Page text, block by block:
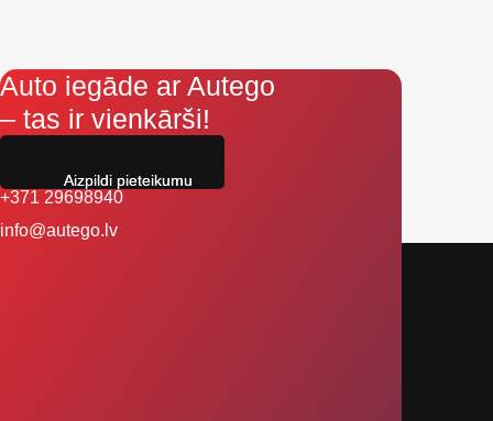
Auto iegāde ar Autego
– tas ir vienkārši!
+371 29698940
info@autego.lv